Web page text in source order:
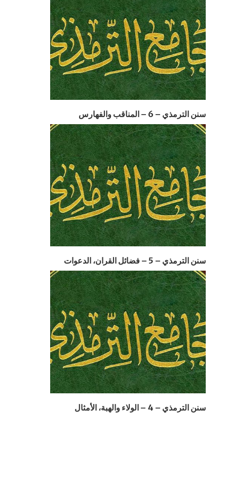
سنن الترمذي – 6 – المناقب والفهارس
سنن الترمذي – 5 – فضائل القران، الدعوات
سنن الترمذي – 4 – الولاء والهبة، الأمثال